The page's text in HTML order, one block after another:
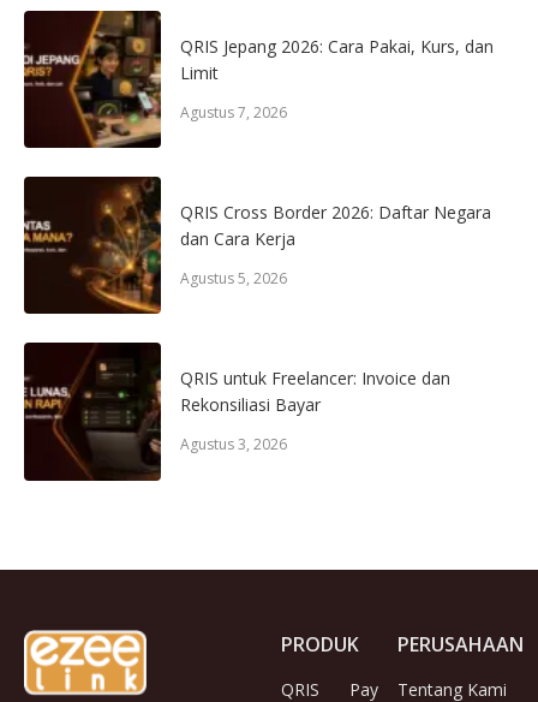
QRIS Jepang 2026: Cara Pakai, Kurs, dan
Limit
Agustus 7, 2026
QRIS Cross Border 2026: Daftar Negara
dan Cara Kerja
Agustus 5, 2026
QRIS untuk Freelancer: Invoice dan
Rekonsiliasi Bayar
Agustus 3, 2026
PRODUK
QRIS
Pay
PERUSAHAAN
Tentang Kami